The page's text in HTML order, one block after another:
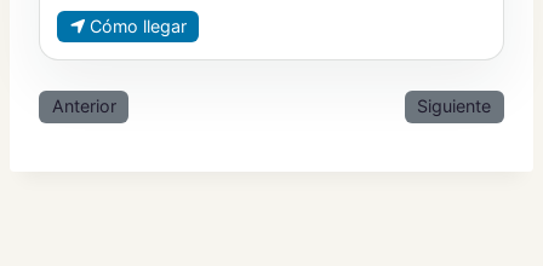
Cómo llegar
Anterior Siguiente